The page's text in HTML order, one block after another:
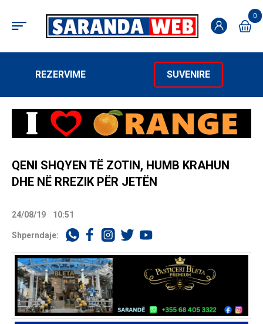
0
REZERVIME SUVENIRE
QENI SHQYEN TË ZOTIN, HUMB KRAHUN
DHE NË RREZIK PËR JETËN
24/08/19 10:51
Shperndaje: